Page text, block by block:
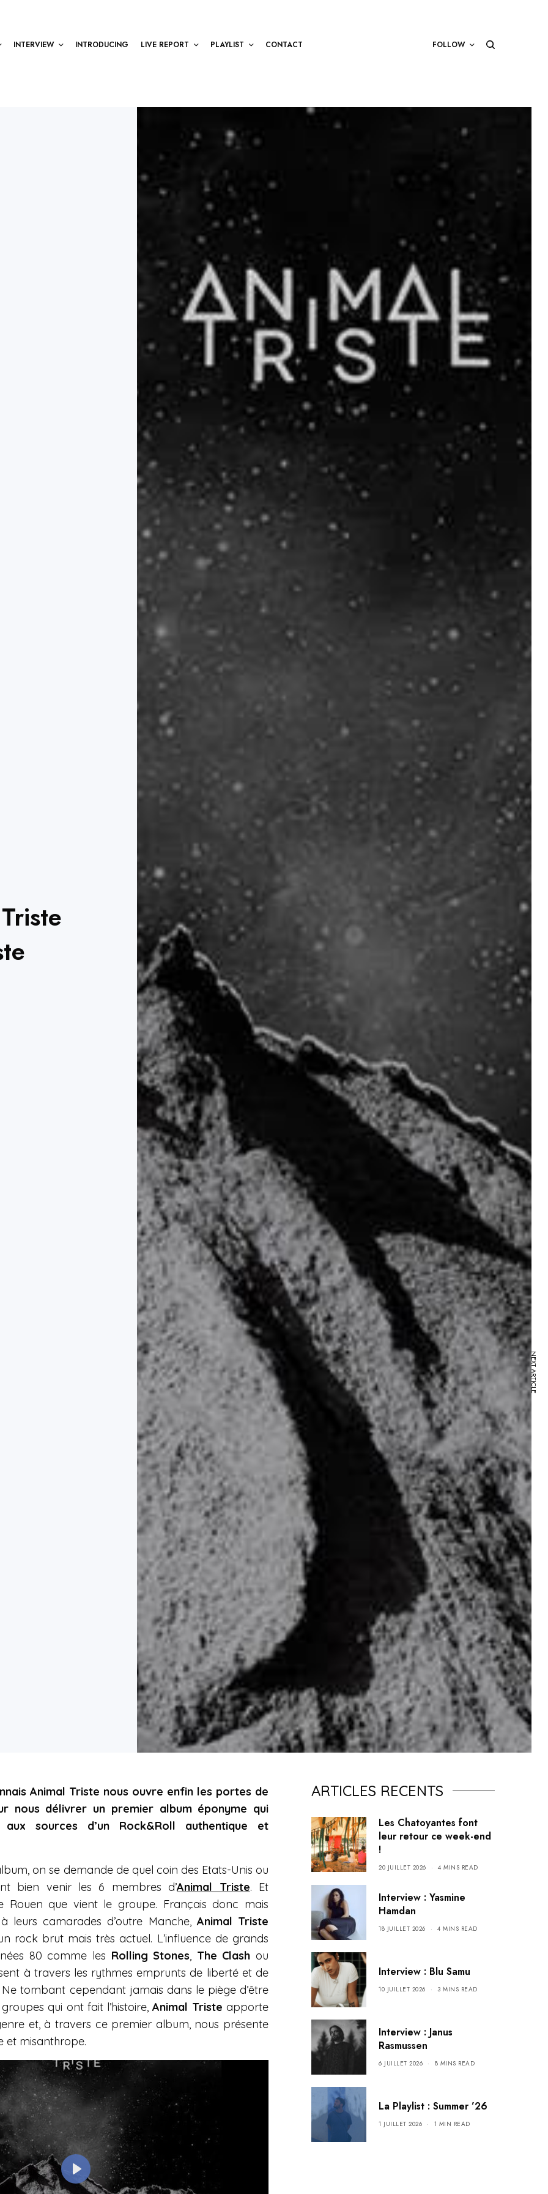
INTERVIEW INTRODUCING LIVE REPORT PLAYLIST CONTACT FOLLOW
Animal Triste nous ouvre enfin les portes de
nous délivrer un premier album éponyme qui
aux sources d’un Rock&Roll authentique et
on se demande de quel coin des Etats-Unis ou
bien venir les 6 membres d’Animal Triste. Et
Rouen que vient le groupe. Français donc mais
leurs camarades d’outre Manche, Animal Triste
rock brut mais très actuel. L’influence de grands
80 comme les Rolling Stones, The Clash ou
à travers les rythmes emprunts de liberté et de
tombant cependant jamais dans le piège d’être
qui ont fait l’histoire,Animal Triste apporte
et, à travers ce premier album, nous présente
et misanthrope.
P
ARTICLES RECENTS
Les Chatoyantes font
leur retour ce week-end
!
20 JUILLET 2026 4 MINS READ
Interview : Yasmine
Hamdan
18 JUILLET 2026 4 MINS READ
Interview : Blu Samu
10 JUILLET 2026 3 MINS READ
Interview : Janus
Rasmussen
6 JUILLET 2026 8 MINS READ
La Playlist : Summer ’26
1 JUILLET 2026 1 MIN READ
NEXT ARTICLE